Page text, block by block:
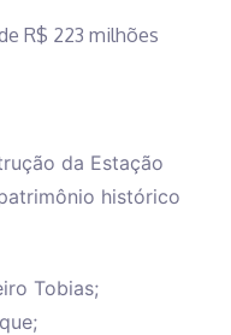
R$ 223 milhões
da Estação
histórico
Tobias;